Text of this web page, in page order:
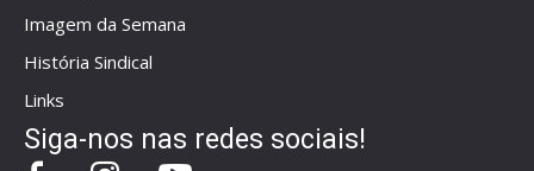
Imagem da Semana
História Sindical
Links
Siga-nos nas redes sociais!